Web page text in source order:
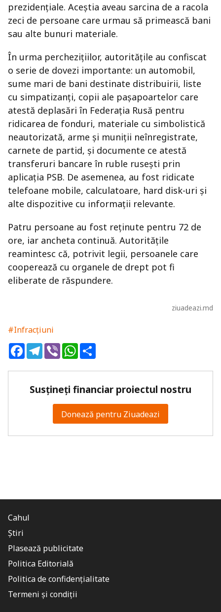
prezidențiale. Aceștia aveau sarcina de a racola
zeci de persoane care urmau să primească bani
sau alte bunuri materiale.
În urma perchezițiilor, autoritățile au confiscat
o serie de dovezi importante: un automobil,
sume mari de bani destinate distribuirii, liste
cu simpatizanți, copii ale pașapoartelor care
atestă deplasări în Federația Rusă pentru
ridicarea de fonduri, materiale cu simbolistică
neautorizată, arme și muniții neînregistrate,
carnete de partid, și documente ce atestă
transferuri bancare în ruble rusești prin
aplicația PSB. De asemenea, au fost ridicate
telefoane mobile, calculatoare, hard disk-uri și
alte dispozitive cu informații relevante.
Patru persoane au fost reținute pentru 72 de
ore, iar ancheta continuă. Autoritățile
reamintesc că, potrivit legii, persoanele care
cooperează cu organele de drept pot fi
eliberate de răspundere.
ziuadeazi.md
#Infracțiuni
FacebookTelegram
ViberWhatsApp
Susțineți financiar proiectul nostru
Donează pentru Ziuadeazi
Cahul
Știri
Plasează publicitate
Politica Editorială
Politica de confidențialitate
Termeni și condiții